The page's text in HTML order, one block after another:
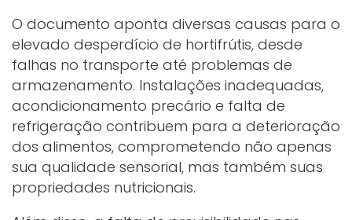
O documento aponta diversas causas para o
elevado desperdício de hortifrútis, desde
falhas no transporte até problemas de
armazenamento. Instalações inadequadas,
acondicionamento precário e falta de
refrigeração contribuem para a deterioração
dos alimentos, comprometendo não apenas
sua qualidade sensorial, mas também suas
propriedades nutricionais.